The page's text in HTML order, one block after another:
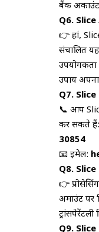
बैंक अकाउंट
Q6. Slice
👉 हां,
संचालित यह
उपाय
Q7.
📞 आप
कर सकते हैं:
30854
📧 ईमेल:
Q8. Slice
👉
अमाउंट पर
Q9.